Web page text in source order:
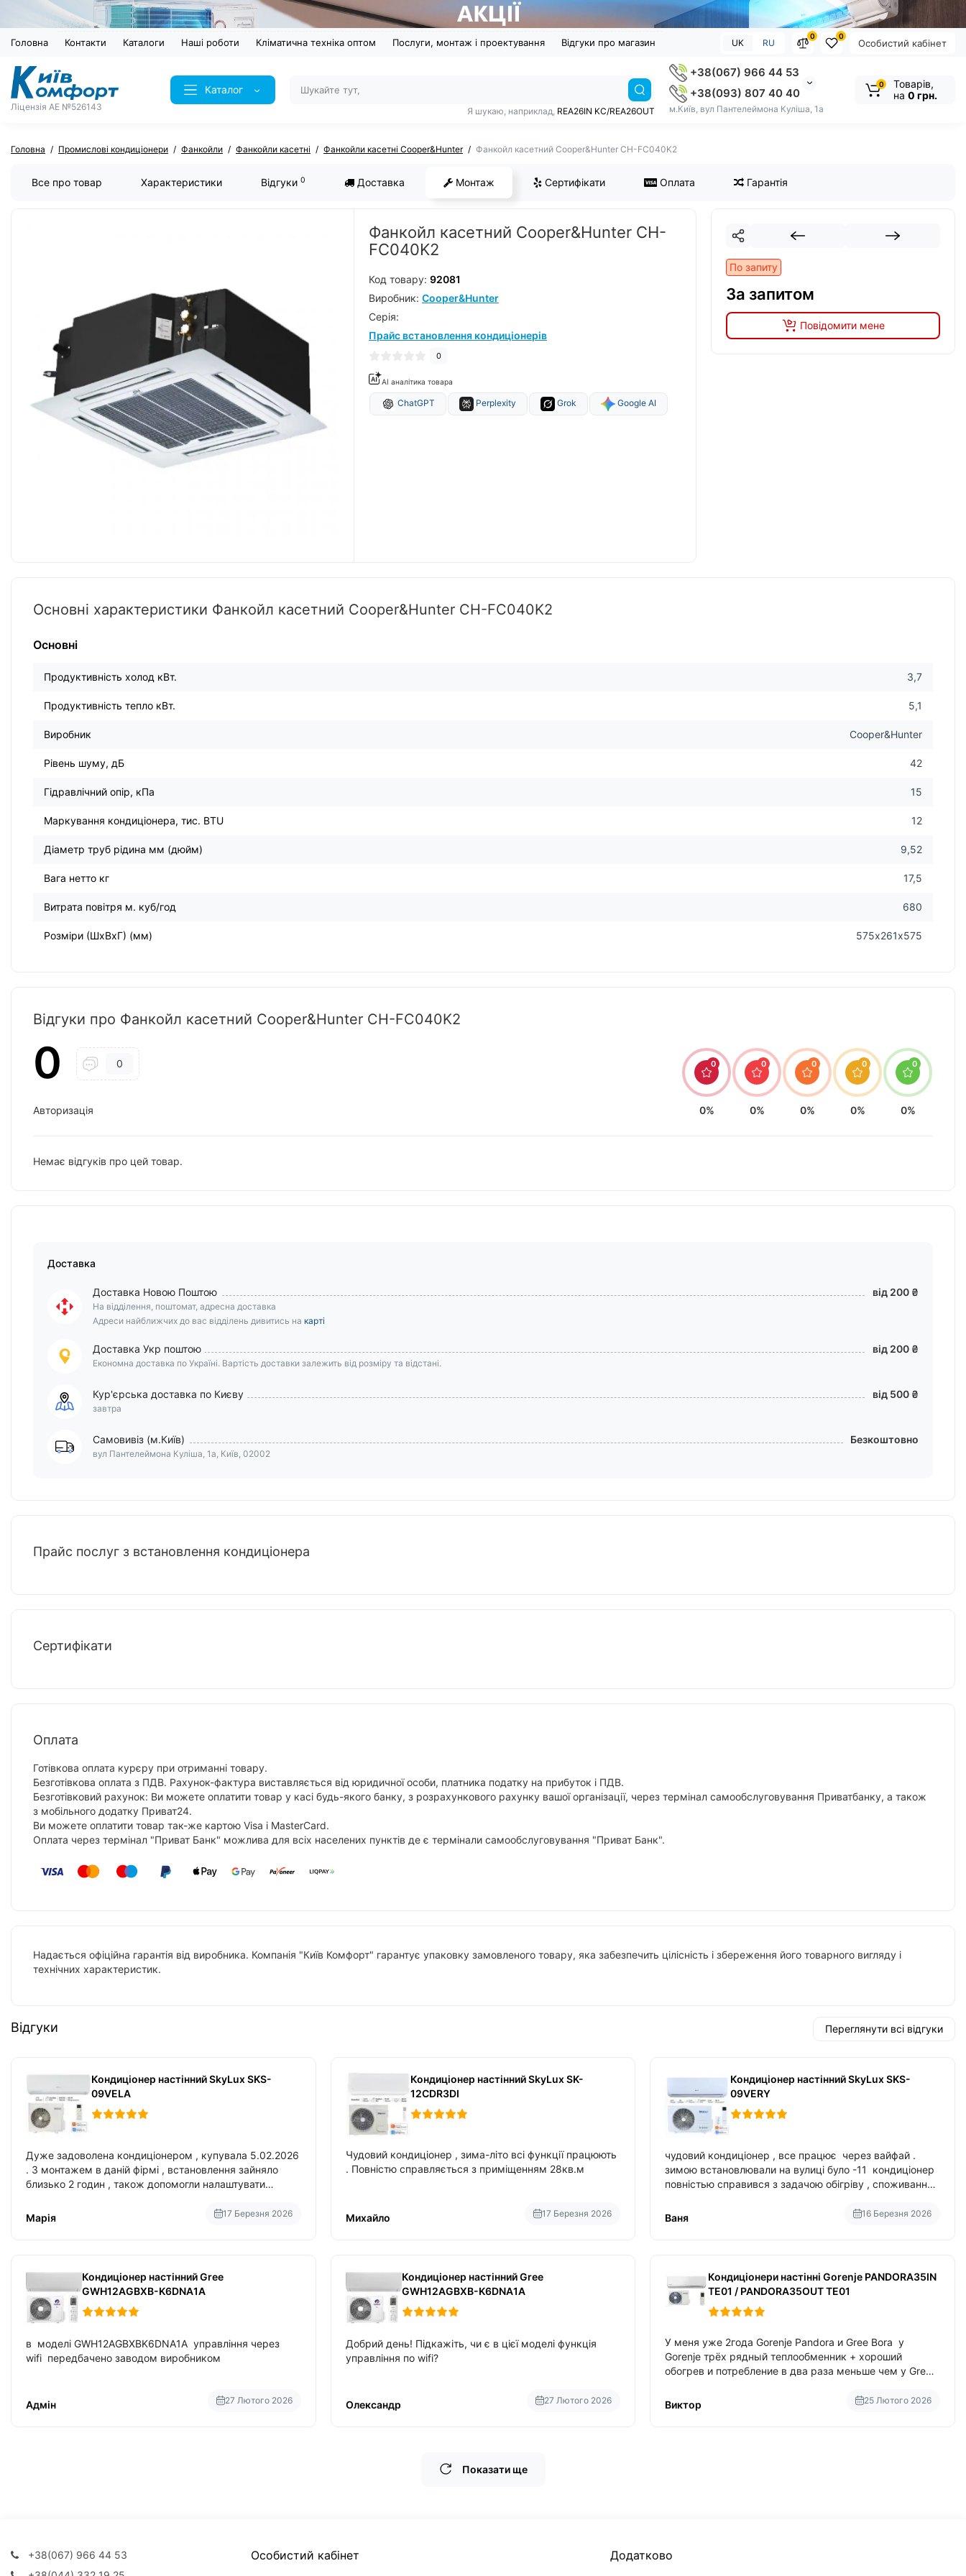
Головна Контакти Каталоги Наші роботи Кліматична техніка оптом Послуги, монтаж і проектування Відгуки про магазин Особистий кабінет
0
0
UK RU
Ліцензія AE №526143
Каталог
+38(067) 966 44 53
+38(093) 807 40 40
м.Київ, вул Пантелеймона Куліша, 1а
Я шукаю, наприклад, REA26IN KC/REA26OUT
0
Товарів,
на 0 грн.
Головна Промислові кондиціонери Фанкойли Фанкойли касетні Фанкойли касетні Cooper&Hunter Фанкойл касетний Cooper&Hunter CH-FC040K2
Все про товар Характеристики Відгуки 0 Доставка Монтаж Сертифікати Оплата Гарантія
Фанкойл касетний Cooper&Hunter CH-
FC040K2
Код товару: 92081
Виробник: Cooper&Hunter
Серiя:
Прайс встановлення кондиціонерів
0
AI аналітика товара
ChatGPT Perplexity Grok Google AI
По запиту
За запитом
Повідомити мене
Основні характеристики Фанкойл касетний Cooper&Hunter CH-FC040K2
Основні
Продуктивність холод кВт. 3,7
Продуктивність тепло кВт. 5,1
Виробник Cooper&Hunter
Рівень шуму, дБ 42
Гідравлічний опір, кПа 15
Маркування кондиціонера, тис. BTU 12
Діаметр труб рідина мм (дюйм) 9,52
Вага нетто кг 17,5
Витрата повітря м. куб/год 680
Розміри (ШхВхГ) (мм) 575х261х575
Відгуки про Фанкойл касетний Cooper&Hunter CH-FC040K2
0 0
Авторизація
0
0%
0
0%
0
0%
0
0%
0
0%
Немає відгуків про цей товар.
Доставка
Доставка Новою Поштою
На відділення, поштомат, адресна доставка
Адреси найближчих до вас відділень дивитись на карті
від 200 ₴
Доставка Укр поштою
Економна доставка по Україні. Вартість доставки залежить від розміру та відстані.
від 200 ₴
Кур'єрська доставка по Києву
завтра
від 500 ₴
Самовивіз (м.Київ)
вул Пантелеймона Куліша, 1а, Київ, 02002
Безкоштовно
Прайс послуг з встановлення кондиціонера
Сертифікати
Оплата
Готівкова оплата курєру при отриманні товару.
Безготівкова оплата з ПДВ. Рахунок-фактура виставляється від юридичної особи, платника податку на прибуток і ПДВ.
Безготівковий рахунок: Ви можете оплатити товар у касі будь-якого банку, з розрахункового рахунку вашої організації, через термінал самообслуговування Приватбанку, а також
з мобільного додатку Приват24.
Ви можете оплатити товар так-же картою Visa і MasterCard.
Оплата через термінал "Приват Банк" можлива для всіх населених пунктів де є термінали самообслуговування "Приват Банк".
Надається офіційна гарантія від виробника. Компанія "Київ Комфорт" гарантує упаковку замовленого товару, яка забезпечить цілісність і збереження його товарного вигляду і
технічних характеристик.
Відгуки Переглянути всі відгуки
Кондиціонер настінний SkyLux SKS-
09VELA
Дуже задоволена кондиціонером , купувала 5.02.2026
. З монтажем в даній фірмі , встановлення зайняло
близько 2 годин , також допомогли налаштувати
Марія
17 Березня 2026
Кондиціонер настінний SkyLux SK-
12CDR3DI
Чудовий кондиціонер , зима-літо всі функції працюють
. Повністю справляється з приміщенням 28кв.м
Михайло 17 Березня 2026
Кондиціонер настінний SkyLux SKS-
09VERY
чудовий кондиціонер , все працює через вайфай .
зимою встановлювали на вулиці було -11 кондиціонер
повністью справився з задачою обігріву , споживання
температури
Ваня 16 Березня 2026
Кондиціонер настінний Gree
GWH12AGBXB-K6DNA1A
в моделі GWH12AGBXBK6DNA1A управління через
wifi передбачено заводом виробником
Адмін 27 Лютого 2026
Кондиціонер настінний Gree
GWH12AGBXB-K6DNA1A
Добрий день! Підкажіть, чи є в цієї моделі функція
управління по wifi?
Олександр 27 Лютого 2026
Кондиціонери настінні Gorenje PANDORA35IN
TE01 / PANDORA35OUT TE01
У меня уже 2года Gorenje Pandora и Gree Bora у
Gorenje трёх рядный теплообменник + хороший
обогрев и потребление в два раза меньше чем у Gree
малолитражка с паркетником ре
Виктор 25 Лютого 2026
Показати ще
+38(067) 966 44 53
Особистий кабінет Додатково